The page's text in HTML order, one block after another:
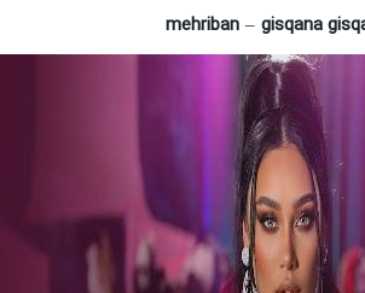
mehriban – gisqana